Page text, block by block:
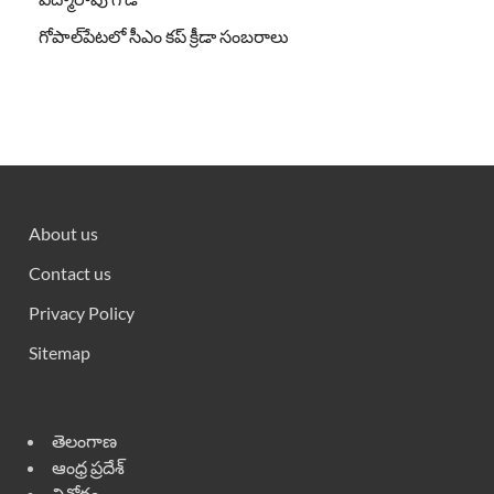
గోపాల్‌పేటలో సీఎం కప్ క్రీడా సంబరాలు
About us
Contact us
Privacy Policy
Sitemap
తెలంగాణ
ఆంధ్ర ప్రదేశ్